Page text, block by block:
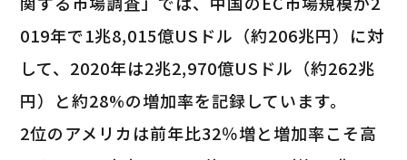
019年で1兆8,015億USドル（約206兆円）に対
して、2020年は2兆2,970億USドル（約262兆
円）と約28%の増加率を記録しています。
2位のアメリカは前年比32％増と増加率こそ高